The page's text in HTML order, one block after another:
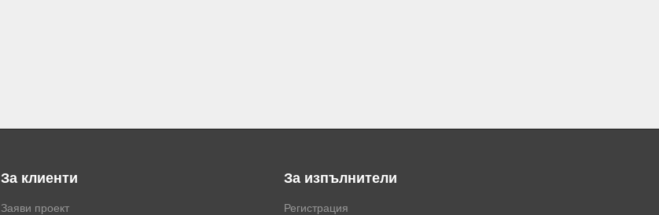
За клиенти
Заяви проект
За изпълнители
Регистрация